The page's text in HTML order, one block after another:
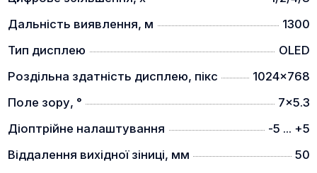
дальність виявлення об'єкта 1.7х0.5м: 900м для
об'єктива 19мм та 1300м для об'єктива 25мм.
МІЦНА КОНСТРУКЦІЯ КОРПУСУ
Міцна конструкція з магнієвого сплаву вдало
поєднує легку вагу та довговічність.
Дальність виявлення, м
1300
Тип дисплею
OLED
Роздільна здатність дисплею, пікс
1024x768
Поле зору, °
7x5.3
Діоптрійне налаштування
-5 ... +5
Віддалення вихідної зіниці, мм
50